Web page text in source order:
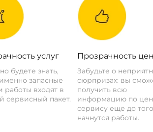
услуг
будете знать,
запасные
работы входят в
сервисный пакет.
Прозрачность
Забудьте о
сюрпризах: вы
получить всю
информацию по
сервису еще до
начнутся работы.